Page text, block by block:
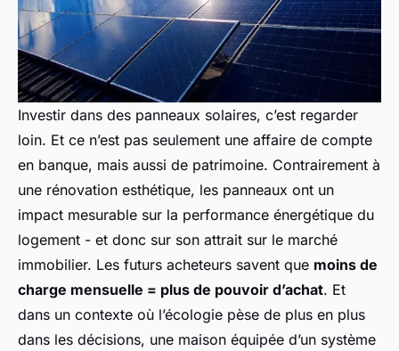
Investir dans des panneaux solaires, c’est regarder
loin. Et ce n’est pas seulement une affaire de compte
en banque, mais aussi de patrimoine. Contrairement à
une rénovation esthétique, les panneaux ont un
impact mesurable sur la performance énergétique du
logement - et donc sur son attrait sur le marché
immobilier. Les futurs acheteurs savent que moins de
charge mensuelle = plus de pouvoir d’achat. Et
dans un contexte où l’écologie pèse de plus en plus
dans les décisions, une maison équipée d’un système